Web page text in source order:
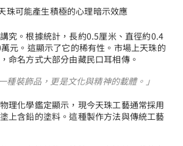
珠可能產生積極的心理暗示效應
究。根據統計，長約0.5厘米、直徑約0.4
元。這顯示了它的稀有性。市場上天珠的
命名方式大部分由藏民口耳相傳。
種裝飾品，更是文化與精神的載體。」
理化學鑑定顯示，現今天珠工藝通常採用
上含鉛的塗料。這種製作方法與傳統工藝